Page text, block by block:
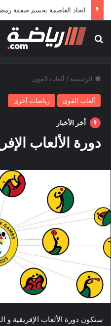
اتحاد العاصمة يحسم صفقة
بحث عن
الرئيسية / ألعاب القوى
ألعاب القوى رياضات أخرى
أخر الأخبار
دورة الألعاب
ستكون دورة الألعاب الإفريقية و